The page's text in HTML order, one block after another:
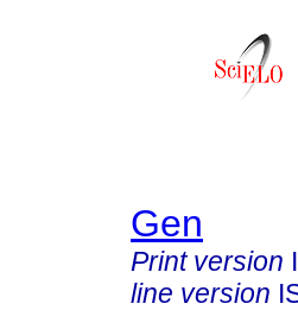
Gen
Print version
line version